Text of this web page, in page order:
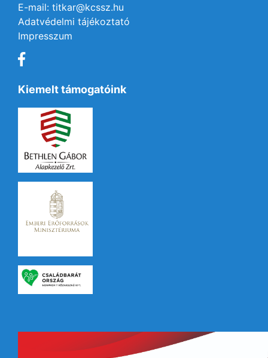
E-mail: titkar@kcssz.hu
Adatvédelmi tájékoztató
Impresszum
Kiemelt támogatóink